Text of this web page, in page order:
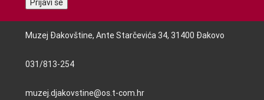
Muzej Đakovštine, Ante Starčevića 34, 31400 Đakovo
031/813-254
muzej.djakovstine@os.t-com.hr